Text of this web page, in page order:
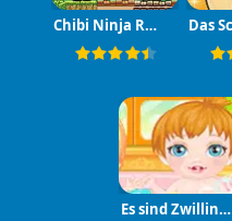
Chibi Ninja Ropes
Es sind Zwillinge